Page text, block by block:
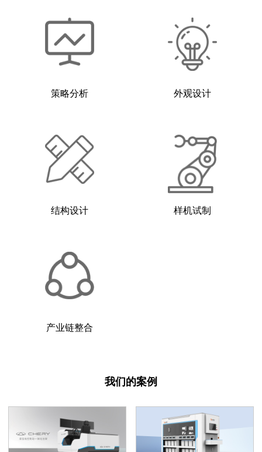
策略分析 外观设计
结构设计 样机试制
产业链整合
我们的案例